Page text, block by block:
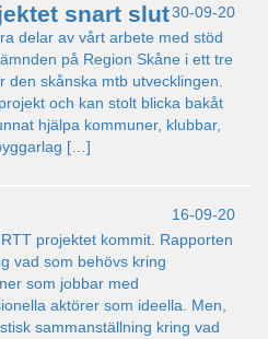
30-09-20
snart slut
delar av vårt arbete med stöd
på Region Skåne i ett tre
skånska mtb utvecklingen.
och kan stolt blicka bakåt
hjälpa kommuner, klubbar,
[…]
16-09-20
projektet kommit. Rapporten
vad som behövs kring
som jobbar med
aktörer som ideella. Men,
sammanställning kring vad